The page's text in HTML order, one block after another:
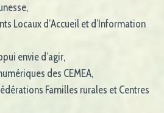
Locaux d’Accueil et d’Information
envie d’agir,
des CEMEA,
Familles rurales et Centres